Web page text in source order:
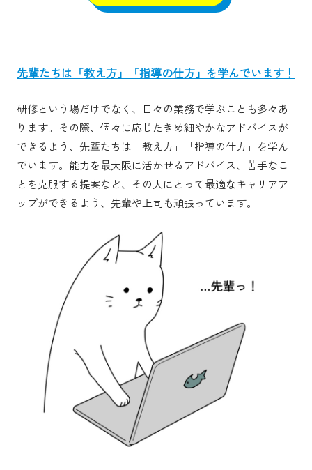
先輩たちは「教え方」「指導の仕方」を学んでいます！
研修という場だけでなく、日々の業務で学ぶことも多々あ
ります。その際、個々に応じたきめ細やかなアドバイスが
できるよう、先輩たちは「教え方」「指導の仕方」を学ん
でいます。能力を最大限に活かせるアドバイス、苦手なこ
とを克服する提案など、その人にとって最適なキャリアア
ップができるよう、先輩や上司も頑張っています。